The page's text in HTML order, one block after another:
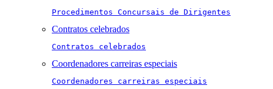
Procedimentos Concursais de Dirigentes
Contratos celebrados
Contratos celebrados
Coordenadores carreiras especiais
Coordenadores carreiras especiais